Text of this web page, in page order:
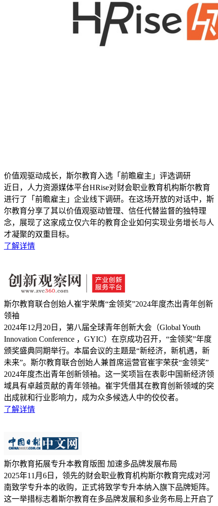
价值观驱动成长，斯尔教育入选「前瞻雇主」评选调研
近日，人力资源媒体平台HRise对财会职业教育机构斯尔教育
进行了「前瞻雇主」企业线下调研。在这场开放的对话中，斯
尔教育分享了其以价值观驱动管理、信任代替监督的独特理
念，展现了这家成立仅六年的教育企业如何实现业务增长与人
才凝聚的双重目标。
了解详情
斯尔教育联合创始人崔宇荣膺“金领奖”2024年度杰出青年创新
领袖
2024年12月20日，第八届全球青年创新大会（Global Youth
Innovation Conference ，GYIC）在京成功召开，“金领奖”年度
颁奖盛典同期举行。本届会议的主题是“新经济，新机遇，新
未来”。斯尔教育联合创始人兼首席运营官崔宇荣获“金领奖”
2024年度杰出青年创新领袖。这一奖项旨在表彰中国新经济领
域具有卓越贡献的青年领袖。崔宇凭借其在教育创新领域的突
出成就和行业影响力，成为众多候选人中的佼佼者。
了解详情
斯尔教育拓展专升本教育版图 加速多品牌发展布局
2025年11月6日，领先的财会职业教育机构斯尔教育完成对河
南致学专升本的收购，正式将致学专升本纳入旗下品牌矩阵。
这一举措标志着斯尔教育在多品牌发展和多业务布局上开启了